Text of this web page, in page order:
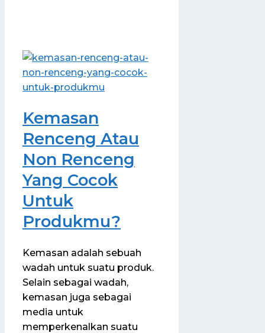
Kemasan
Renceng Atau
Non Renceng
Yang Cocok
Untuk
Produkmu?
Kemasan adalah sebuah
wadah untuk suatu produk.
Selain sebagai wadah,
kemasan juga sebagai
media untuk
memperkenalkan suatu